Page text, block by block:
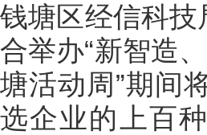
钱塘区经信科
合举办“新智造
塘活动周”期间
选企业的上百